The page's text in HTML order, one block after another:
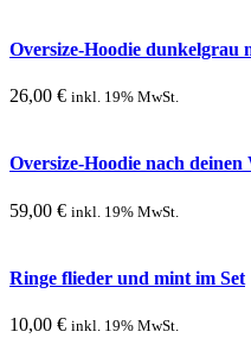
Oversize-Hoodie dunkelgrau
26,00 € inkl. 19% MwSt.
Oversize-Hoodie nach deinen
59,00 € inkl. 19% MwSt.
Ringe flieder und mint im Set
10,00 € inkl. 19% MwSt.